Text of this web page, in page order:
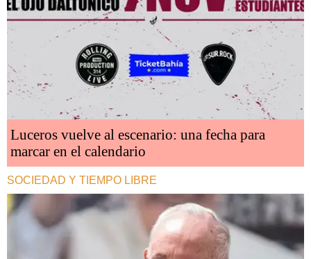
Luceros vuelve al escenario: una fecha para
marcar en el calendario
SOCIEDAD Y TIEMPO LIBRE